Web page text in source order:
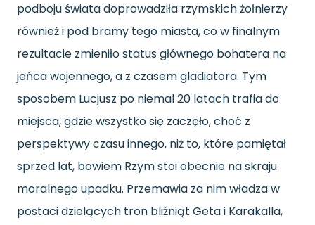
podboju świata doprowadziła rzymskich żołnierzy
również i pod bramy tego miasta, co w finalnym
rezultacie zmieniło status głównego bohatera na
jeńca wojennego, a z czasem gladiatora. Tym
sposobem Lucjusz po niemal 20 latach trafia do
miejsca, gdzie wszystko się zaczęło, choć z
perspektywy czasu innego, niż to, które pamiętał
sprzed lat, bowiem Rzym stoi obecnie na skraju
moralnego upadku. Przemawia za nim władza w
postaci dzielących tron bliźniąt Geta i Karakalla,